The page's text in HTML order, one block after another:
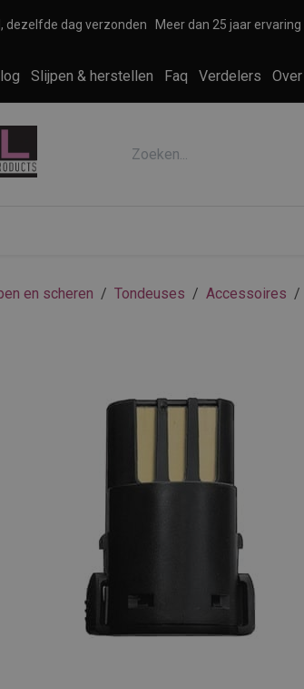
dezelfde dag verzonden Meer dan 25 jaar ervaring
Slijpen & herstellen Faq Verdelers
en scheren Tondeuses Accessoires